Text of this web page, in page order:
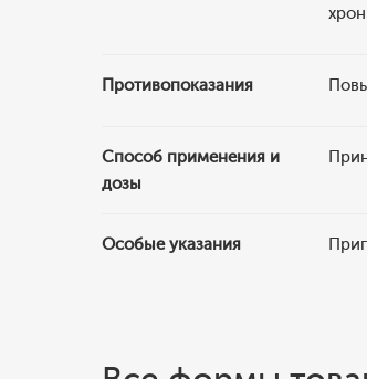
Противопоказания
Способ применения и
дозы
Особые указания